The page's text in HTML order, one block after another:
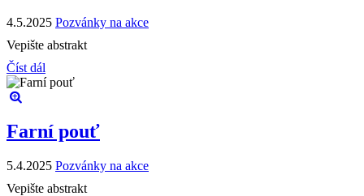
4.5.2025 Pozvánky na akce
Vepište abstrakt
Číst dál
Farní pouť
5.4.2025 Pozvánky na akce
Vepište abstrakt